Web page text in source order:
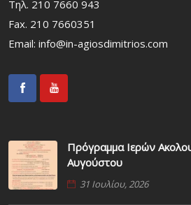
Τηλ. 210 7660 943
Fax. 210 7660351
Email: info@in-agiosdimitrios.com
Πρόγραμμα Ιερών
Αυγούστου
31 Ιουλίου, 2026